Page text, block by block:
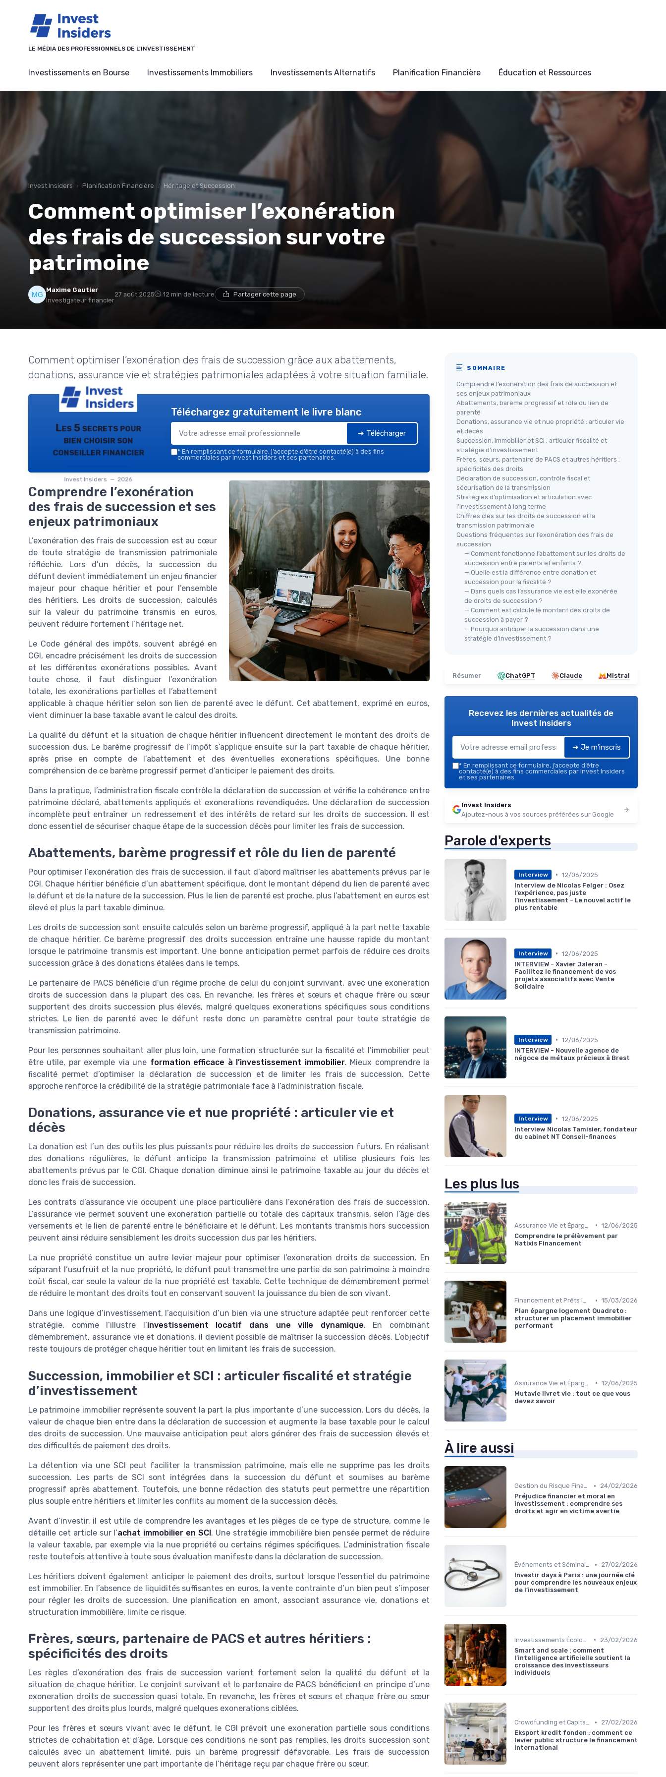
LE MÉDIA DES PROFESSIONNELS DE L'INVESTISSEMENT
Investissements en Bourse Investissements Immobiliers Investissements Alternatifs Planification Financière Éducation et Ressources
Invest Insiders Planification Financière Héritage et Succession
Comment optimiser l’exonération
des frais de succession sur votre
patrimoine
Maxime Gautier
Investigateur financier
27 août 2025 12 min de lecture Partager cette page
Comment optimiser l’exonération des frais de succession grâce aux abattements,
donations, assurance vie et stratégies patrimoniales adaptées à votre situation familiale.
Les 5 secrets pour
bien choisir son
conseiller financier
Invest Insiders — 2026
Téléchargez gratuitement le livre blanc
➔ Télécharger
* En remplissant ce formulaire, j’accepte d’être contacté(e) à des fins
commerciales par Invest Insiders et ses partenaires.
Comprendre l’exonération
des frais de succession et ses
enjeux patrimoniaux
L’exonération des frais de succession est au cœur
de toute stratégie de transmission patrimoniale
réfléchie. Lors d’un décès, la succession du
défunt devient immédiatement un enjeu financier
majeur pour chaque héritier et pour l’ensemble
des héritiers. Les droits de succession, calculés
sur la valeur du patrimoine transmis en euros,
peuvent réduire fortement l’héritage net.
Le Code général des impôts, souvent abrégé en
CGI, encadre précisément les droits de succession
et les différentes exonérations possibles. Avant
toute chose, il faut distinguer l’exonération
totale, les exonérations partielles et l’abattement
applicable à chaque héritier selon son lien de parenté avec le défunt. Cet abattement, exprimé en euros,
vient diminuer la base taxable avant le calcul des droits.
La qualité du défunt et la situation de chaque héritier influencent directement le montant des droits de
succession dus. Le barème progressif de l’impôt s’applique ensuite sur la part taxable de chaque héritier,
après prise en compte de l’abattement et des éventuelles exonerations spécifiques. Une bonne
compréhension de ce barème progressif permet d’anticiper le paiement des droits.
Dans la pratique, l’administration fiscale contrôle la déclaration de succession et vérifie la cohérence entre
patrimoine déclaré, abattements appliqués et exonerations revendiquées. Une déclaration de succession
incomplète peut entraîner un redressement et des intérêts de retard sur les droits de succession. Il est
donc essentiel de sécuriser chaque étape de la succession décès pour limiter les frais de succession.
Abattements, barème progressif et rôle du lien de parenté
Pour optimiser l’exonération des frais de succession, il faut d’abord maîtriser les abattements prévus par le
CGI. Chaque héritier bénéficie d’un abattement spécifique, dont le montant dépend du lien de parenté avec
le défunt et de la nature de la succession. Plus le lien de parenté est proche, plus l’abattement en euros est
élevé et plus la part taxable diminue.
Les droits de succession sont ensuite calculés selon un barème progressif, appliqué à la part nette taxable
de chaque héritier. Ce barème progressif des droits succession entraîne une hausse rapide du montant
lorsque le patrimoine transmis est important. Une bonne anticipation permet parfois de réduire ces droits
succession grâce à des donations étalées dans le temps.
Le partenaire de PACS bénéficie d’un régime proche de celui du conjoint survivant, avec une exoneration
droits de succession dans la plupart des cas. En revanche, les frères et sœurs et chaque frère ou sœur
supportent des droits succession plus élevés, malgré quelques exonerations spécifiques sous conditions
strictes. Le lien de parenté avec le défunt reste donc un paramètre central pour toute stratégie de
transmission patrimoine.
Pour les personnes souhaitant aller plus loin, une formation structurée sur la fiscalité et l’immobilier peut
être utile, par exemple via une formation efficace à l’investissement immobilier. Mieux comprendre la
fiscalité permet d’optimiser la déclaration de succession et de limiter les frais de succession. Cette
approche renforce la crédibilité de la stratégie patrimoniale face à l’administration fiscale.
Donations, assurance vie et nue propriété : articuler vie et
décès
La donation est l’un des outils les plus puissants pour réduire les droits de succession futurs. En réalisant
des donations régulières, le défunt anticipe la transmission patrimoine et utilise plusieurs fois les
abattements prévus par le CGI. Chaque donation diminue ainsi le patrimoine taxable au jour du décès et
donc les frais de succession.
Les contrats d’assurance vie occupent une place particulière dans l’exonération des frais de succession.
L’assurance vie permet souvent une exoneration partielle ou totale des capitaux transmis, selon l’âge des
versements et le lien de parenté entre le bénéficiaire et le défunt. Les montants transmis hors succession
peuvent ainsi réduire sensiblement les droits succession dus par les héritiers.
La nue propriété constitue un autre levier majeur pour optimiser l’exoneration droits de succession. En
séparant l’usufruit et la nue propriété, le défunt peut transmettre une partie de son patrimoine à moindre
coût fiscal, car seule la valeur de la nue propriété est taxable. Cette technique de démembrement permet
de réduire le montant des droits tout en conservant souvent la jouissance du bien de son vivant.
Dans une logique d’investissement, l’acquisition d’un bien via une structure adaptée peut renforcer cette
stratégie, comme l’illustre l’investissement locatif dans une ville dynamique. En combinant
démembrement, assurance vie et donations, il devient possible de maîtriser la succession décès. L’objectif
reste toujours de protéger chaque héritier tout en limitant les frais de succession.
Succession, immobilier et SCI : articuler fiscalité et stratégie
d’investissement
Le patrimoine immobilier représente souvent la part la plus importante d’une succession. Lors du décès, la
valeur de chaque bien entre dans la déclaration de succession et augmente la base taxable pour le calcul
des droits de succession. Une mauvaise anticipation peut alors générer des frais de succession élevés et
des difficultés de paiement des droits.
La détention via une SCI peut faciliter la transmission patrimoine, mais elle ne supprime pas les droits
succession. Les parts de SCI sont intégrées dans la succession du défunt et soumises au barème
progressif après abattement. Toutefois, une bonne rédaction des statuts peut permettre une répartition
plus souple entre héritiers et limiter les conflits au moment de la succession décès.
Avant d’investir, il est utile de comprendre les avantages et les pièges de ce type de structure, comme le
détaille cet article sur l’achat immobilier en SCI. Une stratégie immobilière bien pensée permet de réduire
la valeur taxable, par exemple via la nue propriété ou certains régimes spécifiques. L’administration fiscale
reste toutefois attentive à toute sous évaluation manifeste dans la déclaration de succession.
Les héritiers doivent également anticiper le paiement des droits, surtout lorsque l’essentiel du patrimoine
est immobilier. En l’absence de liquidités suffisantes en euros, la vente contrainte d’un bien peut s’imposer
pour régler les droits de succession. Une planification en amont, associant assurance vie, donations et
structuration immobilière, limite ce risque.
Frères, sœurs, partenaire de PACS et autres héritiers :
spécificités des droits
Les règles d’exonération des frais de succession varient fortement selon la qualité du défunt et la
situation de chaque héritier. Le conjoint survivant et le partenaire de PACS bénéficient en principe d’une
exoneration droits de succession quasi totale. En revanche, les frères et sœurs et chaque frère ou sœur
supportent des droits plus lourds, malgré quelques exonerations ciblées.
Pour les frères et sœurs vivant avec le défunt, le CGI prévoit une exoneration partielle sous conditions
strictes de cohabitation et d’âge. Lorsque ces conditions ne sont pas remplies, les droits succession sont
calculés avec un abattement limité, puis un barème progressif défavorable. Les frais de succession
peuvent alors représenter une part importante de l’héritage reçu par chaque frère ou sœur.
SOMMAIRE
Comprendre l’exonération des frais de succession et
ses enjeux patrimoniaux
Abattements, barème progressif et rôle du lien de
parenté
Donations, assurance vie et nue propriété : articuler vie
et décès
Succession, immobilier et SCI : articuler fiscalité et
stratégie d’investissement
Frères, sœurs, partenaire de PACS et autres héritiers :
spécificités des droits
Déclaration de succession, contrôle fiscal et
sécurisation de la transmission
Stratégies d’optimisation et articulation avec
l’investissement à long terme
Chiffres clés sur les droits de succession et la
transmission patrimoniale
Questions fréquentes sur l’exonération des frais de
succession
— Comment fonctionne l’abattement sur les droits de
succession entre parents et enfants ?
— Quelle est la différence entre donation et
succession pour la fiscalité ?
— Dans quels cas l’assurance vie est elle exonérée
de droits de succession ?
— Comment est calculé le montant des droits de
succession à payer ?
— Pourquoi anticiper la succession dans une
stratégie d’investissement ?
Résumer ChatGPT Claude Mistral
Recevez les dernières actualités de
Invest Insiders
➔ Je m'inscris
* En remplissant ce formulaire, j’accepte d’être
contacté(e) à des fins commerciales par Invest Insiders
et ses partenaires.
Invest Insiders
Ajoutez-nous à vos sources préférées sur Google
Parole d'experts
Interview • 12/06/2025
Interview de Nicolas Felger : Osez
l’expérience, pas juste
l’investissement - Le nouvel actif le
plus rentable
Interview • 12/06/2025
INTERVIEW - Xavier Jaleran -
Facilitez le financement de vos
projets associatifs avec Vente
Solidaire
Interview • 12/06/2025
INTERVIEW - Nouvelle agence de
négoce de métaux précieux à Brest
Interview • 12/06/2025
Interview Nicolas Tamisier, fondateur
du cabinet NT Conseil-finances
Les plus lus
• 12/06/2025
Comprendre le prélèvement par
Natixis Financement
Financement et Prêts Immobiliers • 15/03/2026
Plan épargne logement Quadreto :
structurer un placement immobilier
performant
• 12/06/2025
Mutavie livret vie : tout ce que vous
devez savoir
À lire aussi
Gestion du Risque Financier •
24/02/2026
Préjudice financier et moral en
investissement : comprendre ses
droits et agir en victime avertie
Événements et Séminaires •
27/02/2026
Investir days à Paris : une journée clé
pour comprendre les nouveaux enjeux
de l’investissement
•
23/02/2026
Smart and scale : comment
l’intelligence artificielle soutient la
croissance des investisseurs
individuels
Crowdfunding et Capital Risque •
27/02/2026
Eksport kredit fonden : comment ce
levier public structure le financement
international